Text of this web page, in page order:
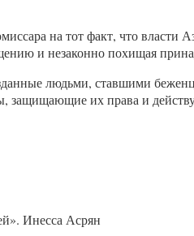
на тот факт, что власти
и незаконно похищая
людьми, ставшими
защищающие их права и
Инесса Асрян